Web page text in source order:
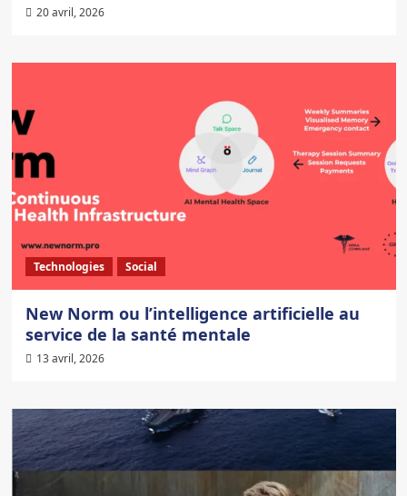
20 avril, 2026
Technologies Social
New Norm ou l’intelligence artificielle au
service de la santé mentale
13 avril, 2026